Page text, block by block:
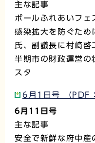
主な記事
ボールふれあいフェ
感染拡大を防ぐため
氏、副議長に村崎
半期市の財政運営の
スタ
6月1日号 （PDF
6月11日号
主な記事
安全で新鮮な府中